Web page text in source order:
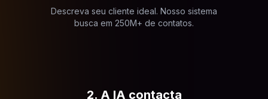
Descreva seu cliente ideal. Nosso sistema
busca em 250M+ de contatos.
2. A IA contacta